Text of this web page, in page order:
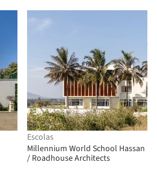
Escolas
Millennium World School Hassan
/ Roadhouse Architects